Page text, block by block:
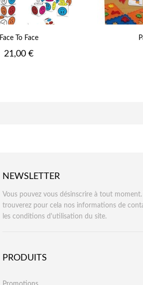
Face To Face
Prix
21,00 €
NEWSLETTER
Vous pouvez vous désinscrire à tout moment.
trouverez pour cela nos informations de
les conditions d'utilisation du site.
PRODUITS